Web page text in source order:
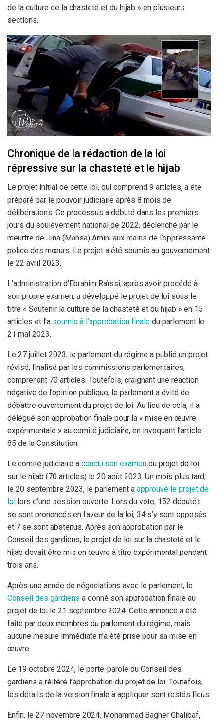
de la culture de la chasteté et du hijab » en plusieurs
sections.
Chronique de la rédaction de la loi
répressive sur la chasteté et le hijab
Le projet initial de cette loi, qui comprend 9 articles, a été
préparé par le pouvoir judiciaire après 8 mois de
délibérations. Ce processus a débuté dans les premiers
jours du soulèvement national de 2022, déclenché par le
meurtre de Jina (Mahsa) Amini aux mains de l’oppressante
police des mœurs. Le projet a été soumis au gouvernement
le 22 avril 2023.
L’administration d’Ebrahim Raïssi, après avoir procédé à
son propre examen, a développé le projet de loi sous le
titre « Soutenir la culture de la chasteté et du hijab » en 15
articles et l’a soumis à l’approbation finale du parlement le
21 mai 2023.
Le 27 juillet 2023, le parlement du régime a publié un projet
révisé, finalisé par les commissions parlementaires,
comprenant 70 articles. Toutefois, craignant une réaction
négative de l’opinion publique, le parlement a évité de
débattre ouvertement du projet de loi. Au lieu de cela, il a
délégué son approbation finale pour la « mise en œuvre
expérimentale » au comité judiciaire, en invoquant l’article
85 de la Constitution.
Le comité judiciaire a conclu son examen du projet de loi
sur le hijab (70 articles) le 20 août 2023. Un mois plus tard,
le 20 septembre 2023, le parlement a approuvé le projet de
loi lors d’une session ouverte. Lors du vote, 152 députés
se sont prononcés en faveur de la loi, 34 s’y sont opposés
et 7 se sont abstenus. Après son approbation par le
Conseil des gardiens, le projet de loi sur la chasteté et le
hijab devait être mis en œuvre à titre expérimental pendant
trois ans.
Après une année de négociations avec le parlement, le
Conseil des gardiens a donné son approbation finale au
projet de loi le 21 septembre 2024. Cette annonce a été
faite par deux membres du parlement du régime, mais
aucune mesure immédiate n’a été prise pour sa mise en
œuvre.
Le 19 octobre 2024, le porte-parole du Conseil des
gardiens a réitéré l’approbation du projet de loi. Toutefois,
les détails de la version finale à appliquer sont restés flous.
Enfin, le 27 novembre 2024, Mohammad Bagher Ghalibaf,